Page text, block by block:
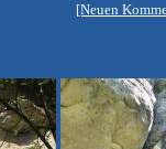
[Neuen